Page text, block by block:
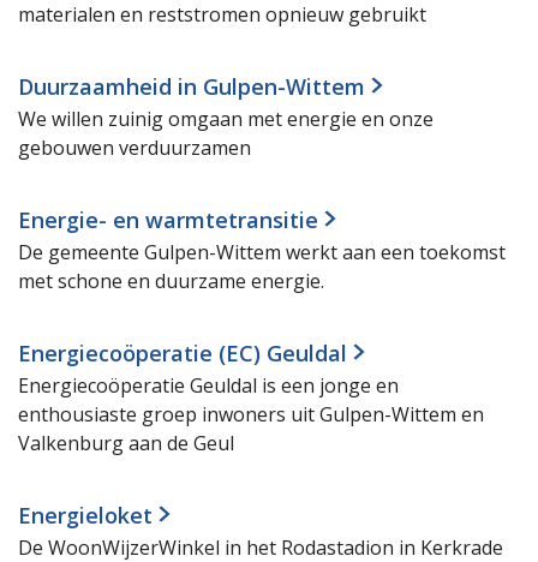
materialen en reststromen opnieuw gebruikt
Duurzaamheid in Gulpen-Wittem
We willen zuinig omgaan met energie en onze
gebouwen verduurzamen
Energie- en warmtetransitie
De gemeente Gulpen-Wittem werkt aan een toekomst
met schone en duurzame energie.
Energiecoöperatie (EC) Geuldal
Energiecoöperatie Geuldal is een jonge en
enthousiaste groep inwoners uit Gulpen-Wittem en
Valkenburg aan de Geul
Energieloket
De WoonWijzerWinkel in het Rodastadion in Kerkrade